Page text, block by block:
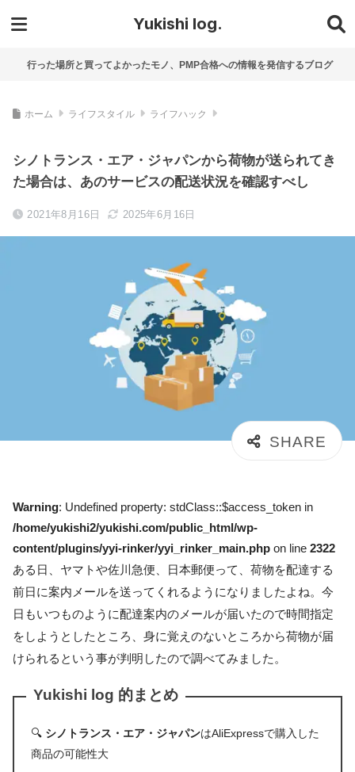
Yukishi log.
行った場所と買ってよかったモノ、PMP合格への情報を発信するブログ
ホーム ライフスタイル ライフハック
シノトランス・エア・ジャパンから荷物が送られてき
た場合は、あのサービスの配送状況を確認すべし
2021年8月16日 2025年6月16日
Warning: Undefined property: stdClass::$access_token in
/home/yukishi2/yukishi.com/public_html/wp-
content/plugins/yyi-rinker/yyi_rinker_main.php on line 2322
ある日、ヤマトや佐川急便、日本郵便って、荷物を配達する
前日に案内メールを送ってくれるようになりましたよね。今
日もいつものように配達案内のメールが届いたので時間指定
をしようとしたところ、身に覚えのないところから荷物が届
けられるという事が判明したので調べてみました。
Yukishi log 的まとめ
🔍 シノトランス・エア・ジャパンはAliExpressで購入した
商品の可能性大